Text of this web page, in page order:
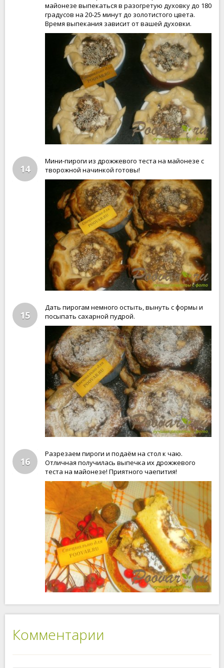
майонезе выпекаться в разогретую духовку до 180
градусов на 20-25 минут до золотистого цвета.
Время выпекания зависит от вашей духовки.
14
Мини-пироги из дрожжевого теста на майонезе с
творожной начинкой готовы!
15
Дать пирогам немного остыть, вынуть с формы и
посыпать сахарной пудрой.
16
Разрезаем пироги и подаём на стол к чаю.
Отличная получилась выпечка их дрожжевого
теста на майонезе! Приятного чаепития!
Комментарии